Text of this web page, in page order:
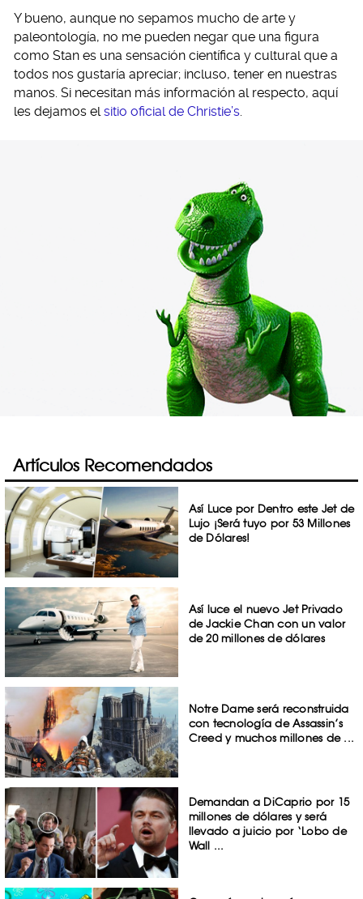
Y bueno, aunque no sepamos mucho de arte y
paleontología, no me pueden negar que una figura
como Stan es una sensación científica y cultural que a
todos nos gustaría apreciar; incluso, tener en nuestras
manos. Si necesitan más información al respecto, aquí
les dejamos elsitio oficial de Christie’s.
Artículos Recomendados
Así Luce por Dentro este Jet de
Lujo ¡Será tuyo por 53 Millones
de Dólares!
Así luce el nuevo Jet Privado
de Jackie Chan con un valor
de 20 millones de dólares
Notre Dame será reconstruida
con tecnología de Assassin’s
Creed y muchos millones de ...
Demandan a DiCaprio por 15
millones de dólares y será
llevado a juicio por ‘Lobo de
Wall ...